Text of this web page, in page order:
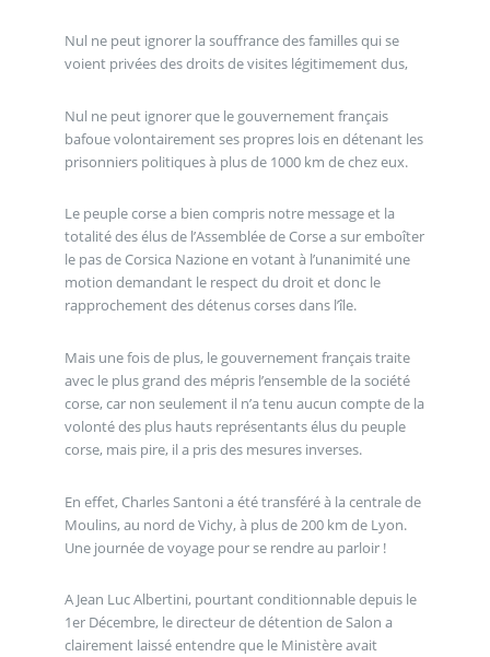
Nul ne peut ignorer la souffrance des familles qui se
voient privées des droits de visites légitimement dus,
Nul ne peut ignorer que le gouvernement français
bafoue volontairement ses propres lois en détenant les
prisonniers politiques à plus de 1000 km de chez eux.
Le peuple corse a bien compris notre message et la
totalité des élus de l’Assemblée de Corse a sur emboîter
le pas de Corsica Nazione en votant à l’unanimité une
motion demandant le respect du droit et donc le
rapprochement des détenus corses dans l’île.
Mais une fois de plus, le gouvernement français traite
avec le plus grand des mépris l’ensemble de la société
corse, car non seulement il n’a tenu aucun compte de la
volonté des plus hauts représentants élus du peuple
corse, mais pire, il a pris des mesures inverses.
En effet, Charles Santoni a été transféré à la centrale de
Moulins, au nord de Vichy, à plus de 200 km de Lyon.
Une journée de voyage pour se rendre au parloir !
A Jean Luc Albertini, pourtant conditionnable depuis le
1er Décembre, le directeur de détention de Salon a
clairement laissé entendre que le Ministère avait